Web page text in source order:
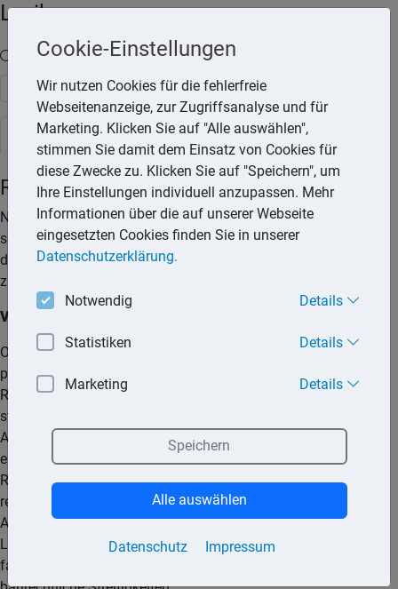
Lexika
Volltext-Suche in den Lexika
Suchen
Rechtslexikon
Rechtsschutzversicherung
Nicht immer lässt sich ein Rechtsstreit vermeiden. Und ein
solcher Streit kann schnell einige Tausend Euro kosten. In
diesem Fall hilft eine Rechtsschutzversicherung. Aber die
zahlt nicht für jeden Rechtsstreit.
Versicherungspaket
Ob sich eine Rechtsschutzversicherung lohnt, hängt von den
persönlichen Lebensumständen und der persönlichen
Risikoeinschätzung ab. Nicht zuletzt ist von Bedeutung, wie
stark die jeweilige Neigung zu rechtlichen
Auseinandersetzungen ausgeprägt ist. Es besteht die Wahl,
ein Gesamtpaket oder nur Rechtsschutz für einzelne
Rechtsgebiete abzuschließen. Das Gesamtpaket enthält
regelmäßig Privat-, Berufs-, Verkehrs- und Mietrechtsschutz.
Allerdings enthalten die Policen recht umfangreiche
Leistungsausschlüsse. Nicht versichert sind beispielsweise
familien- und erbrechtliche (Ausnahme: erste Beratung) sowie
Cookie-Einstellungen
Wir nutzen Cookies für die fehlerfreie
Webseitenanzeige, zur Zugriffsanalyse und für
Marketing. Klicken Sie auf "Alle auswählen",
stimmen Sie damit dem Einsatz von Cookies für
diese Zwecke zu. Klicken Sie auf "Speichern", um
Ihre Einstellungen individuell anzupassen. Mehr
Informationen über die auf unserer Webseite
eingesetzten Cookies finden Sie in unserer
Datenschutzerklärung.
Notwendig Details
Statistiken Details
Marketing Details
Datenschutz Impressum
Speichern
Alle auswählen